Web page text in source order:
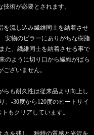
術が必要とされます。
を流し込み繊維同士を結着させ
安物のピラーにありがちな樹脂
た、繊維同士を結着させる事で
のように切り口から繊維がばら
ざいません。
も耐久性は従来品より向上し
、-30度から120度のヒートサイ
もクリアしています。
さを残し、独特の質感と光沢を